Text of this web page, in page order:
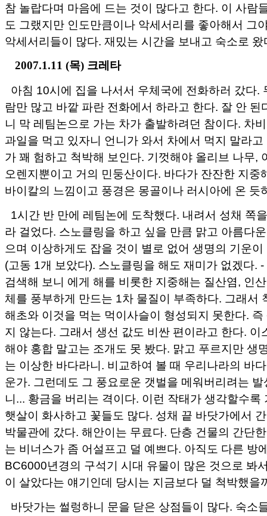
참 놀랍다며 마음에 드는 것이 많다고 한다. 이 사람
도 그랬지만 인도만큼이나 악세서리를 좋아해서 그
악세서리들이 많다. 재밌는 시간을 보내고 숙소로 왔
2007.1.11 (목) 크레타
아침 10시에 집을 나서서 우체국에 전화하러 갔다.
람만 많고 바깥 파란 전화에서 하라고 한다. 잘 안 된
니 막 레팀논으로 가는 차가 출발하려던 참이다. 차
과일을 먹고 있자니 언니가 와서 차에서 먹지 말라
가 꽤 험하고 척박해 보인다. 기껏해야 올리브 나무,
오렌지뿐이고 거의 민둥산이다. 바다가 잔잔한 지중
바이칼의 느낌이고 풍경은 몽골이나 러시아에 온
1시간 반 만에 레팀논에 도착했다. 내려서 성채 쪽
라 걸었다. 스노클링을 하고 싶을 만큼 맑고 아름다
으며 이상하게도 잡을 것이 별로 없어 생명의 기운
(고동 1개 보았다). 스노클링을 해도 재미가 없겠다.
검색해 보니 에게 해를 비롯한 지중해는 질산염, 인
체를 풍부하게 만드는 1차 물질이 부족하다. 그래서
해초와 이것을 먹는 먹이사슬이 형성되지 못한다.
지 않는다. 그래서 생선 값도 비싼 편이라고 한다. 이
해야 홍합 말고는 조개도 못 봤다. 맑고 푸르지만 생
는 이상한 바다라니. 비교하여 볼 때 우리나라의 바
운가. 그런데도 그 풍요로운 갯벌을 메워버리려는
니... 황금을 버리는 격이다. 이런 작태가 생각할수록
햇살이 화사하고 꽃들도 많다. 성채 끝 바닷가에서
박물관에 갔다. 해안이는 무료다. 단층 건물의 간단
는 비너스가 좀 어설프고 덜 예쁘다. 아직도 다른 방
BC6000년경의 구석기 시대 유물이 많은 것으로 봐
이 살았다는 얘기인데 당시는 지금보다 덜 척박했을
바닷가는 썰렁하니 문을 닫은 상점들이 많다. 숙소